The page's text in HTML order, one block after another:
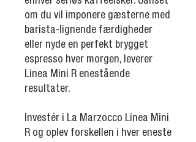
om du vil imponere gæsterne med
barista-lignende færdigheder
eller nyde en perfekt brygget
espresso hver morgen, leverer
Linea Mini R enestående
resultater.
Investér i La Marzocco Linea Mini
R og oplev forskellen i hver eneste